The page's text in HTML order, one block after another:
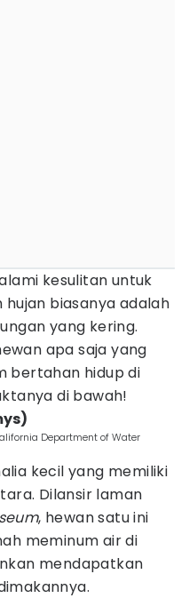
kesulitan untuk
biasanya adalah
yang kering.
apa saja yang
bertahan hidup di
di bawah!
Department of Water
kecil yang memiliki
Dilansir laman
, hewan satu ini
meminum air di
mendapatkan